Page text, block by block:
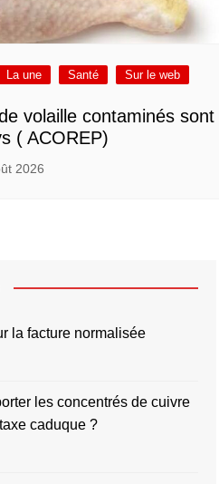
La une Santé Sur le web
volaille contaminés sont
( ACOREP)
2026
la facture normalisée
les concentrés de cuivre
caduque ?